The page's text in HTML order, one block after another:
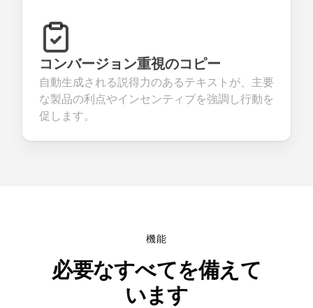
コンバージョン重視のコピー
自動生成される説得力のあるテキストが、主要
な製品の利点やインセンティブを強調し行動を
促します。
機能
必要なすべてを備えて
います